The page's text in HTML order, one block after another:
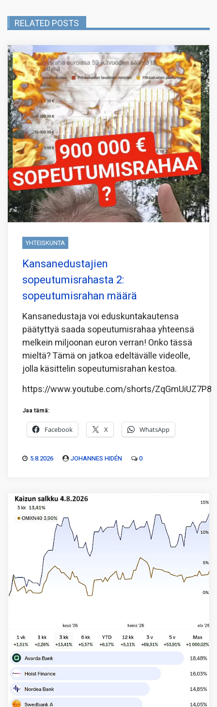
RELATED POSTS
YHTEISKUNTA
Kansanedustajien
sopeutumisrahasta 2:
sopeutumisrahan määrä
Kansanedustaja voi eduskuntakautensa
päätyttyä saada sopeutumisrahaa yhteensä
melkein miljoonan euron verran! Onko tässä
mieltä? Tämä on jatkoa edeltävälle videolle,
jolla käsittelin sopeutumisrahan kestoa.
https://www.youtube.com/shorts/ZqGmUiUZ7P8
Jaa tämä:
Facebook X WhatsApp
5.8.2026 JOHANNES HIDÉN 0